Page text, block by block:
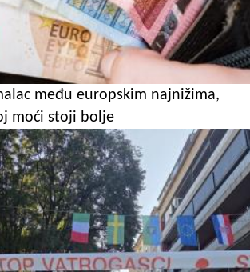
među europskim najnižima,
moći stoji bolje